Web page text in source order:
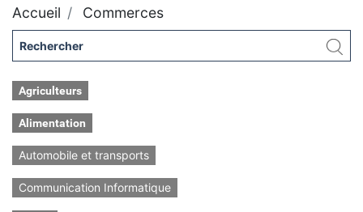
Accueil Commerces
Agriculteurs
Alimentation
Automobile et transports
Communication Informatique